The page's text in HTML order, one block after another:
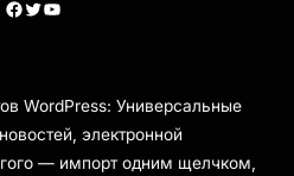
Facebook Twitter YouTube
WordPress: Универсальные
электронной
— импорт одним щелчком,